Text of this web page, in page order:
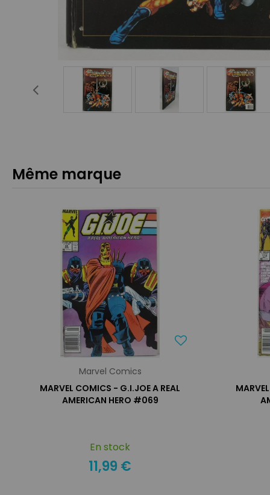
Même marque
Marvel Comics
MARVEL COMICS - G.I.JOE A REAL
AMERICAN HERO #069
En stock
11,99 €